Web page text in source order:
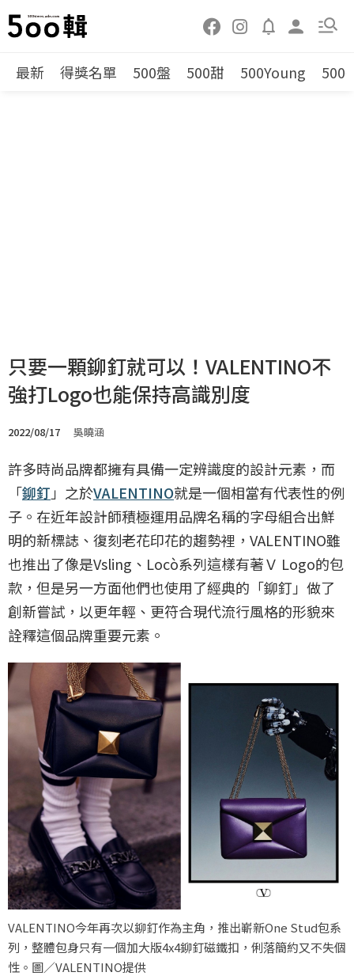
最新 得獎名單 500盤 500甜 500Young 500
只要一顆鉚釘就可以！VALENTINO不
強打Logo也能保持高識別度
2022/08/17 吳曉涵
許多時尚品牌都擁有具備一定辨識度的設計元素，而
「鉚釘 」之於VALENTINO就是一個相當有代表性的例
子。在近年設計師積極運用品牌名稱的字母組合出鮮
明的新標誌、復刻老花印花的趨勢裡，VALENTINO雖
也推出了像是Vsling、Locò系列這樣有著Ｖ Logo的包
款，但是另一方面他們也使用了經典的「鉚釘」做了
創新嘗試，以更年輕、更符合現代流行風格的形貌來
詮釋這個品牌重要元素。
VALENTINO今年再次以鉚釘作為主角，推出嶄新One Stud包系
列，整體包身只有一個加大版4x4鉚釘磁鐵扣，俐落簡約又不失個
性。圖／VALENTINO提供